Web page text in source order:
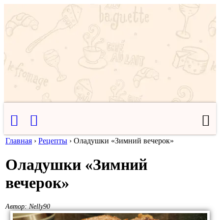
Главная › Рецепты › Оладушки «Зимний вечерок»
Оладушки «Зимний
вечерок»
Автор: Nelly90